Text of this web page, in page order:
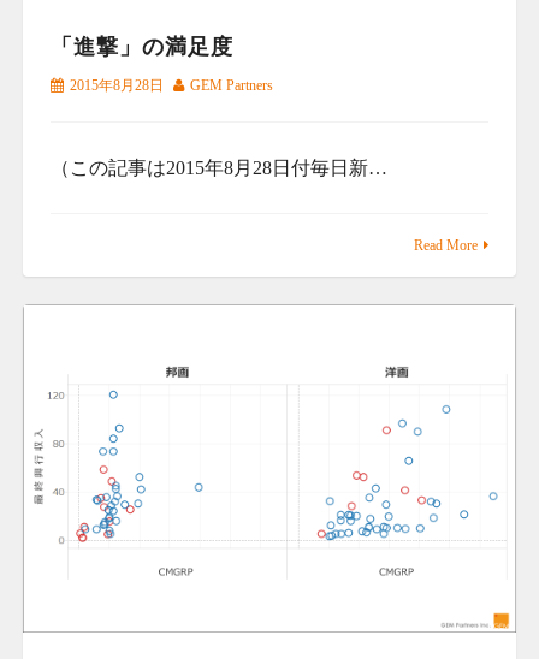
「進撃」の満足度
2015年8月28日 GEM Partners
（この記事は2015年8月28日付毎日新…
Read More